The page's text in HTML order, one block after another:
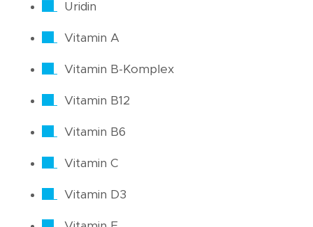
Uridin
Vitamin A
Vitamin B-Komplex
Vitamin B12
Vitamin B6
Vitamin C
Vitamin D3